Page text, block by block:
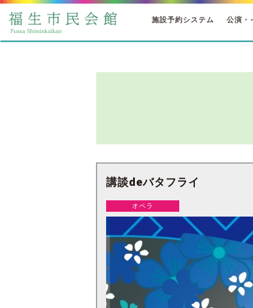
講談deバタフライ
オペラ
施設予約システム 公演・